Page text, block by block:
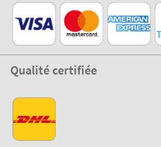
Qualité certifiée